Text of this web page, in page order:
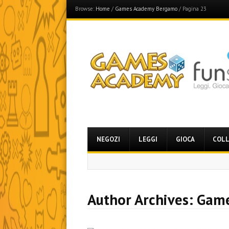
Browse: Home / Games Academy Bergamo / Pagina 23
Games Academy
Menu
content
NEGOZI LEGGI GIOCA
Author Archives: